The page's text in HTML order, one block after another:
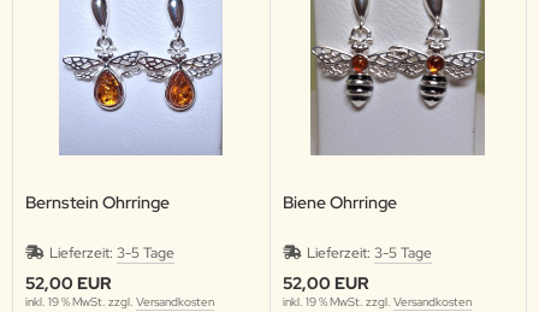
Bernstein Ohrringe
Lieferzeit: 3-5 Tage
52,00 EUR
inkl. 19 % MwSt. zzgl. Versandkosten
Biene Ohrringe
Lieferzeit: 3-5 Tage
52,00 EUR
inkl. 19 % MwSt. zzgl. Versandkosten